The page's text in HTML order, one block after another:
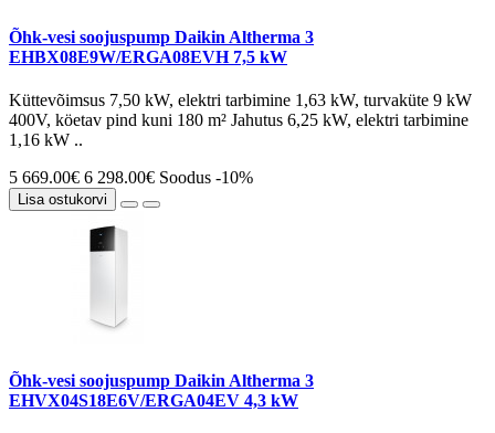
Õhk-vesi soojuspump Daikin Altherma 3
EHBX08E9W/ERGA08EVH 7,5 kW
Küttevõimsus 7,50 kW, elektri tarbimine 1,63 kW, turvaküte 9 kW
400V, köetav pind kuni 180 m² Jahutus 6,25 kW, elektri tarbimine
1,16 kW ..
5 669.00€ 6 298.00€ Soodus -10%
Lisa ostukorvi
Õhk-vesi soojuspump Daikin Altherma 3
EHVX04S18E6V/ERGA04EV 4,3 kW